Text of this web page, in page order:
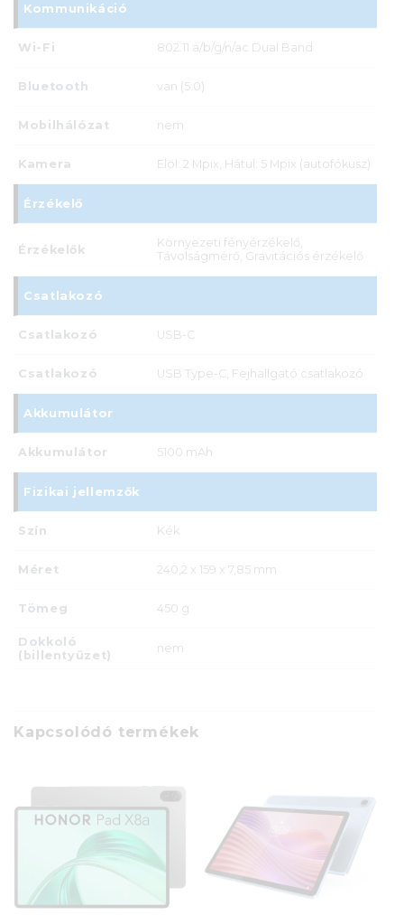
Kommunikáció
Wi-Fi 802.11 a/b/g/n/ac Dual Band
Bluetooth van (5.0)
Mobilhálózat nem
Kamera Elöl: 2 Mpix, Hátul: 5 Mpix (autofókusz)
Érzékelő
Érzékelők
Környezeti fényérzékelő,
Távolságmérő, Gravitációs érzékelő
Csatlakozó
Csatlakozó USB-C
Csatlakozó USB Type-C, Fejhallgató csatlakozó
Akkumulátor
Akkumulátor 5100 mAh
Fizikai jellemzők
Szín Kék
Méret 240,2 x 159 x 7,85 mm
Tömeg 450 g
Dokkoló
(billentyűzet)
nem
Kapcsolódó termékek